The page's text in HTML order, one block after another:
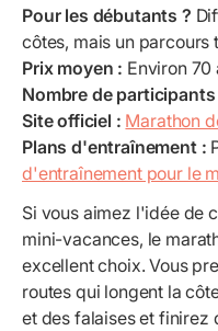
Pour les débutants ?
côtes, mais un parcours
Prix moyen : Environ 70
Nombre de participants
Site officiel : Marathon
Plans d'entraînement :
d'entraînement pour le
Si vous aimez l'idée de
mini-vacances, le
excellent choix. Vous
routes qui longent la
et des falaises et finirez